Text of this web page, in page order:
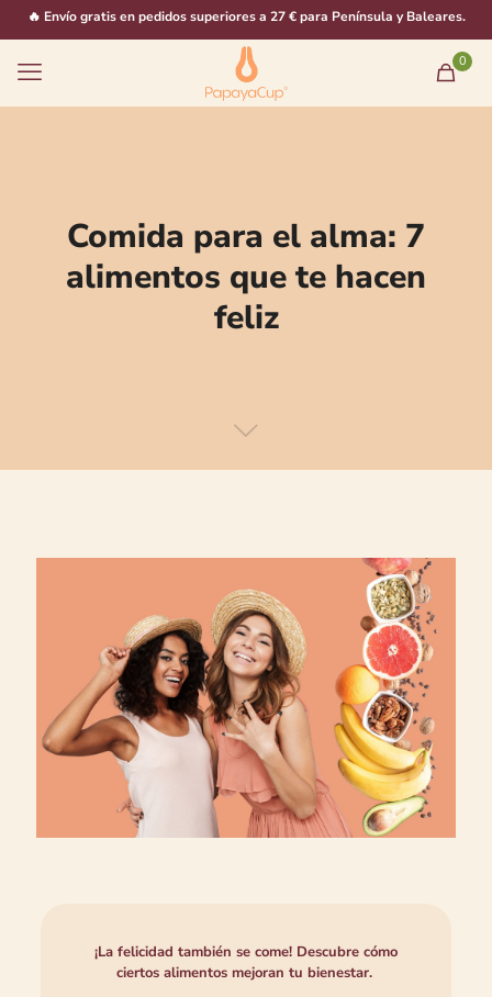
🔥 Envío gratis en pedidos superiores a 27 € para Península y Baleares.
0
Comida para el alma: 7
alimentos que te hacen
feliz
¡La felicidad también se come! Descubre cómo
ciertos alimentos mejoran tu bienestar.